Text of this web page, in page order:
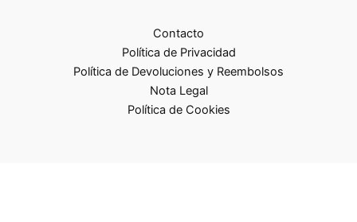
Contacto
Política de Privacidad
Política de Devoluciones y Reembolsos
Nota Legal
Política de Cookies